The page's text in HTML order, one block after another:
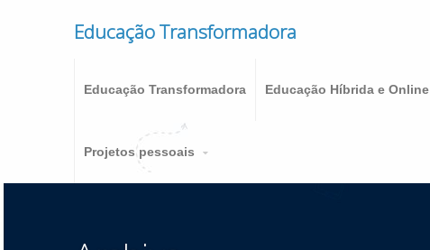
Educação Transformadora
Educação Transformadora Educação Híbrida e Online
Projetos pessoais